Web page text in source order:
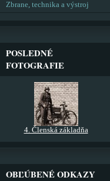
Zbrane, technika a výstroj
POSLEDNÉ
FOTOGRAFIE
4. Členská základňa
OBĽÚBENÉ ODKAZY